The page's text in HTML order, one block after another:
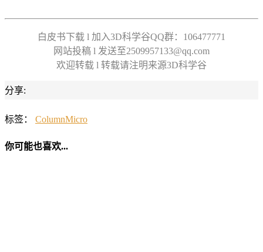
白皮书下载 l 加入3D科学谷QQ群：106477771
网站投稿 l 发送至2509957133@qq.com
欢迎转载 l 转载请注明来源3D科学谷
分享:
标签： ColumnMicro
你可能也喜欢...